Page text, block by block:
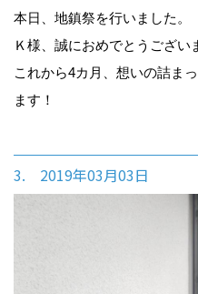
本日、地鎮祭を行いました。
Ｋ様、誠におめでとうござい
これから4カ月、想いの詰ま
ます！
3. 2019年03月03日